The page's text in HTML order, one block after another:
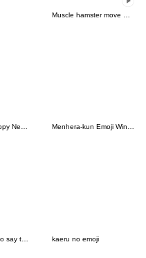
Douhua cat Happy New year emoji Menhera-kun Emoji Winter
kaeru no emoji